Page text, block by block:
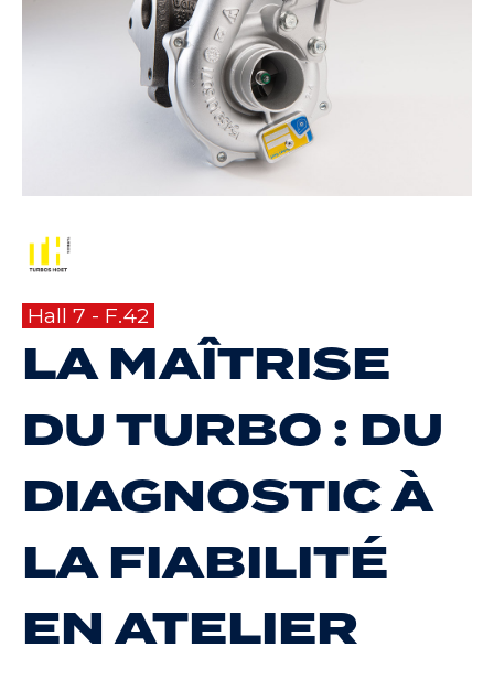
Hall 7 - F.42
LA MAÎTRISE
DU TURBO : DU
DIAGNOSTIC À
LA FIABILITÉ
EN ATELIER